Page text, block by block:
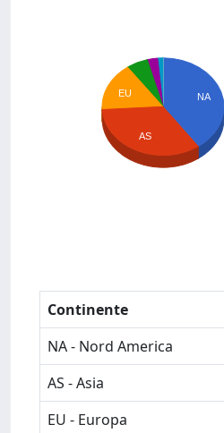
NA
EU
AS
Continente
NA - Nord America
AS - Asia
EU - Europa